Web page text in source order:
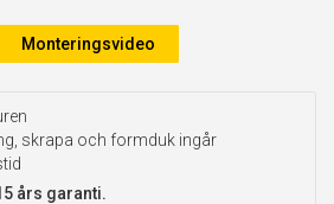
Monteringsvideo
skrapa och formduk ingår
års garanti.